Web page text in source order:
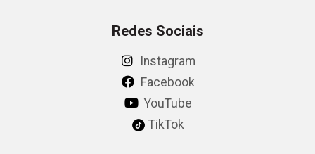
Redes Sociais
Instagram
Facebook
YouTube
TikTok